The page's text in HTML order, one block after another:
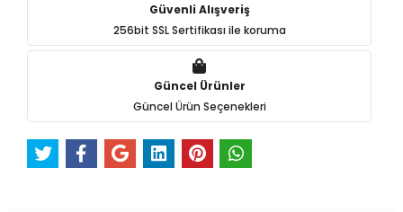
Güvenli Alışveriş
256bit SSL Sertifikası ile koruma
Güncel Ürünler
Güncel Ürün Seçenekleri